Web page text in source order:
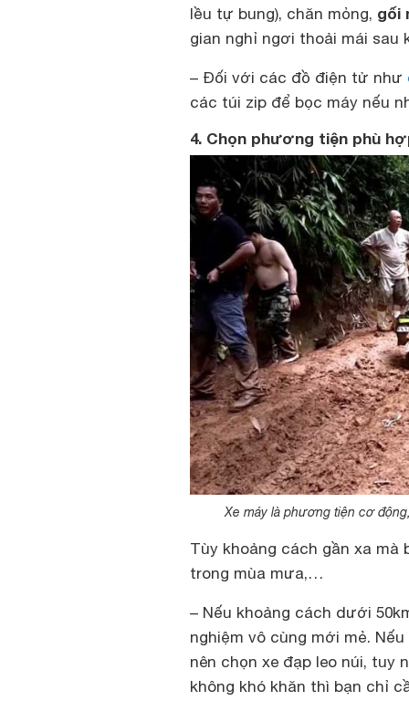
lều tự bung), chăn mỏng, gối
gian nghỉ ngơi thoải mái sau
– Đối với các đồ điện tử như
các túi zip để bọc máy nếu
4. Chọn phương tiện phù
Xe máy là phương tiện cơ
Tùy khoảng cách gần xa
trong mùa mưa,…
– Nếu khoảng cách dưới
nghiệm vô cùng mới mẻ.
nên chọn xe đạp leo núi, tuy
không khó khăn thì bạn chỉ